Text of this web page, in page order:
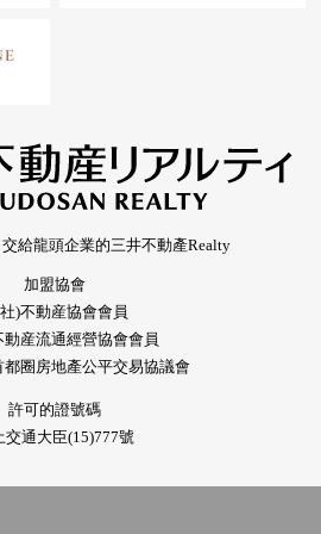
給龍頭企業的三井不動產Realty
加盟協會
)不動産協會會員
動産流通經營協會會員
都圈房地產公平交易協議會
許可的證號碼
交通大臣(15)777號